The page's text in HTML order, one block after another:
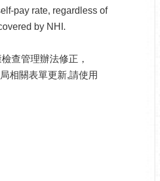
pay rate, regardless of
by NHI.
查管理辦法修正，
相關表單更新,請使用